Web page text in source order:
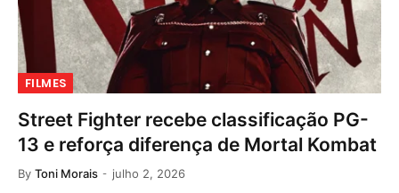
FILMES
Street Fighter recebe classificação PG-
13 e reforça diferença de Mortal Kombat
By Toni Morais julho 2, 2026